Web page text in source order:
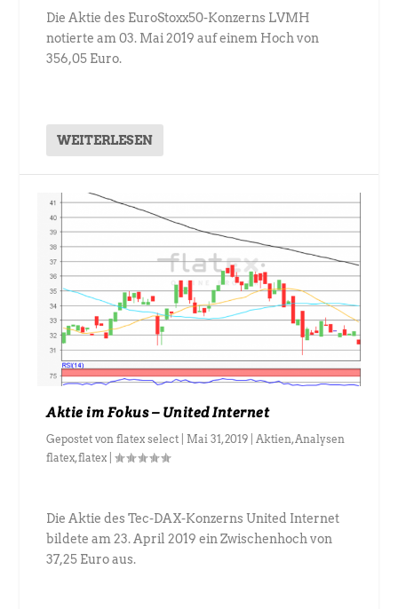
Die Aktie des EuroStoxx50-Konzerns LVMH
notierte am 03. Mai 2019 auf einem Hoch von
356,05 Euro.
WEITERLESEN
Aktie im Fokus – United Internet
Gepostet vonflatex select Mai 31, 2019 Aktien, Analysen
flatex,flatex |
Die Aktie des Tec-DAX-Konzerns United Internet
bildete am 23. April 2019 ein Zwischenhoch von
37,25 Euro aus.